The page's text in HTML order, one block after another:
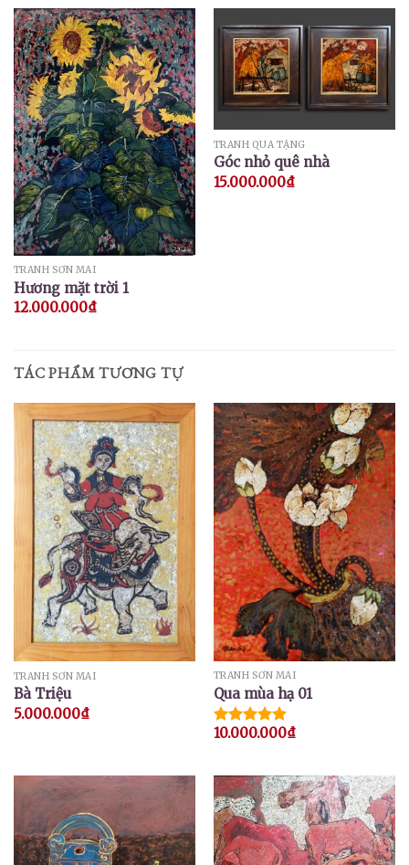
TRANH SƠN MÀI
Hương mặt trời 1
12.000.000₫
TRANH QUÀ TẶNG
Góc nhỏ quê nhà
15.000.000₫
TÁC PHẨM TƯƠNG TỰ
TRANH SƠN MÀI
Bà Triệu
5.000.000₫
TRANH SƠN MÀI
Qua mùa hạ 01
Được xếp
10.000.000₫